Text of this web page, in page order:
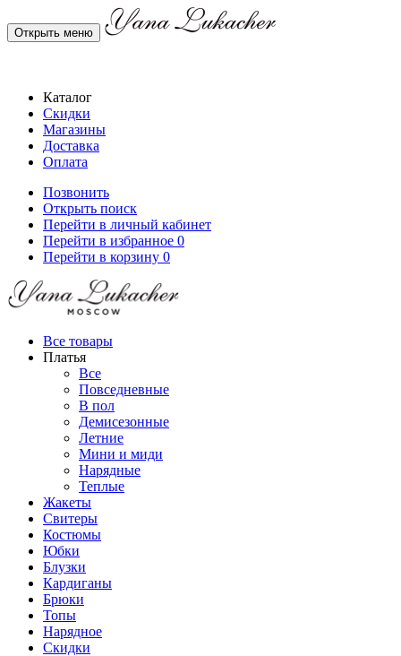
Открыть меню
Каталог
Скидки
Магазины
Доставка
Оплата
Позвонить
Открыть поиск
Перейти в личный кабинет
Перейти в избранное 0
Перейти в корзину 0
Все товары
Платья
Все
Повседневные
В пол
Демисезонные
Летние
Мини и миди
Нарядные
Теплые
Жакеты
Свитеры
Костюмы
Юбки
Блузки
Кардиганы
Брюки
Топы
Нарядное
Скидки